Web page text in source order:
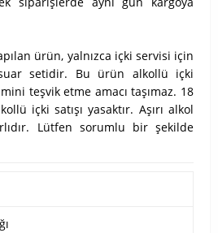
ürün, yalnızca içki servisi için
setidir. Bu ürün alkollü içki
teşvik etme amacı taşımaz. 18
içki satışı yasaktır. Aşırı alkol
Lütfen sorumlu bir şekilde